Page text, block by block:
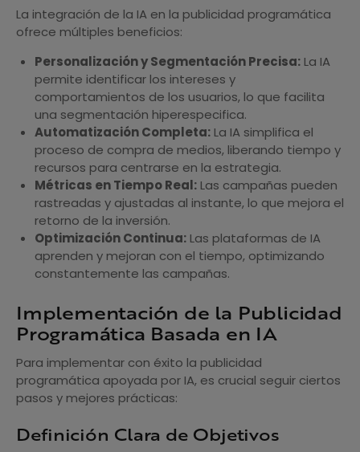
La integración de la IA en la publicidad programática
ofrece múltiples beneficios:
Personalización y Segmentación Precisa:La IA
permite identificar los intereses y
comportamientos de los usuarios, lo que facilita
una segmentación hiperespecifica.
Automatización Completa:La IA simplifica el
proceso de compra de medios, liberando tiempo y
recursos para centrarse en la estrategia.
Métricas en Tiempo Real:Las campañas pueden
rastreadas y ajustadas al instante, lo que mejora el
retorno de la inversión.
Optimización Continua:Las plataformas de IA
aprenden y mejoran con el tiempo, optimizando
constantemente las campañas.
Implementación de la Publicidad
Programática Basada en IA
Para implementar con éxito la publicidad
programática apoyada por IA, es crucial seguir ciertos
pasos y mejores prácticas:
Definición Clara de Objetivos